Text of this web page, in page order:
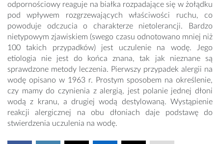
odpornościowy reaguje na białka rozpadające się w żołądku
pod wpływem rozgrzewających właściwości ruchu, co
powoduje odczucia o charakterze nietolerancji. Bardzo
nietypowym zjawiskiem (swego czasu odnotowano mniej niż
100 takich przypadków) jest uczulenie na wodę. Jego
etiologia nie jest do końca znana, tak jak nieznane są
sprawdzone metody leczenia. Pierwszy przypadek alergii na
wodę opisano w 1963 r. Prostym sposobem na określenie,
czy mamy do czynienia z alergią, jest polanie jednej dłoni
wodą z kranu, a drugiej wodą destylowaną. Wystąpienie
reakcji alergicznej na obu dłoniach daje podstawę do
stwierdzenia uczulenia na wodę.